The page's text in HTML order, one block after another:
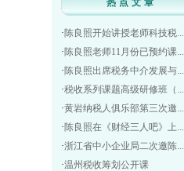
热点文章
·陈良照开始讲授老师科技税...
·陈良照老师11月份已预约课...
·陈良照出席税务中介发展与...
·税收系列课题高级研修班（...
·黄岩纳税人俱乐部第三次邀...
·陈良照在《财经三人吧》上...
·浙江省中小企业局二次邀陈...
·温州税收筹划公开课